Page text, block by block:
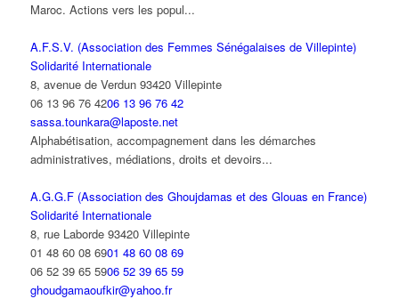
Maroc. Actions vers les popul...
A.F.S.V. (Association des Femmes Sénégalaises de Villepinte)
Solidarité Internationale
8, avenue de Verdun 93420 Villepinte
06 13 96 76 4206 13 96 76 42
sassa.tounkara@laposte.net
Alphabétisation, accompagnement dans les démarches
administratives, médiations, droits et devoirs...
A.G.G.F (Association des Ghoujdamas et des Glouas en France)
Solidarité Internationale
8, rue Laborde 93420 Villepinte
01 48 60 08 6901 48 60 08 69
06 52 39 65 5906 52 39 65 59
ghoudgamaoufkir@yahoo.fr